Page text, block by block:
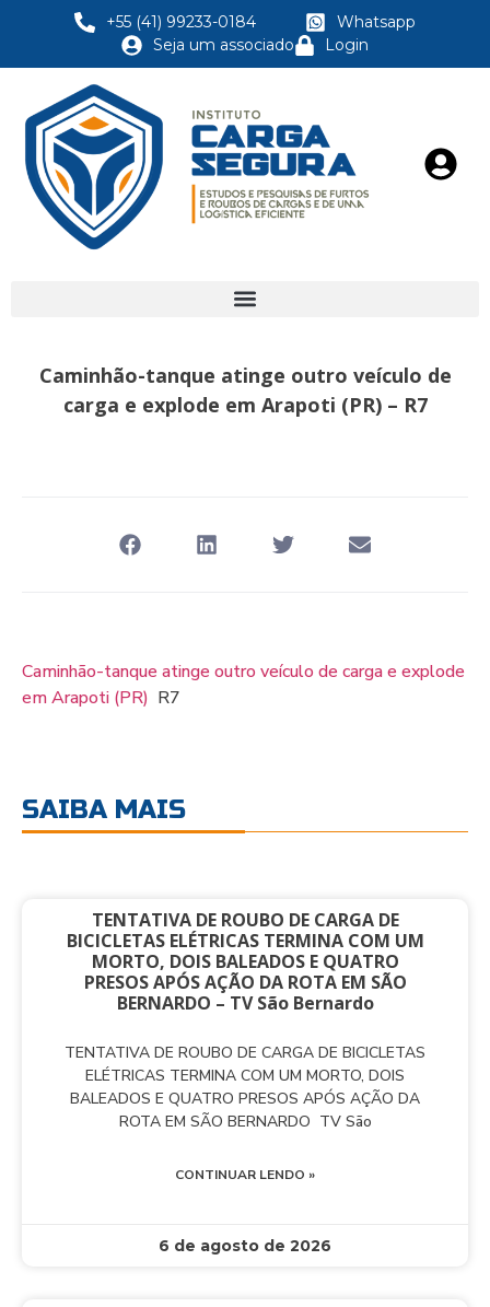
+55 (41) 99233-0184
Whatsapp
Seja um associado
Login
Caminhão-tanque atinge outro veículo de
carga e explode em Arapoti (PR) – R7
Caminhão-tanque atinge outro veículo de carga e explode
em Arapoti (PR) R7
SAIBA MAIS
TENTATIVA DE ROUBO DE CARGA DE
BICICLETAS ELÉTRICAS TERMINA COM UM
MORTO, DOIS BALEADOS E QUATRO
PRESOS APÓS AÇÃO DA ROTA EM SÃO
BERNARDO – TV São Bernardo
TENTATIVA DE ROUBO DE CARGA DE BICICLETAS
ELÉTRICAS TERMINA COM UM MORTO, DOIS
BALEADOS E QUATRO PRESOS APÓS AÇÃO DA
ROTA EM SÃO BERNARDO TV São
CONTINUAR LENDO »
6 de agosto de 2026